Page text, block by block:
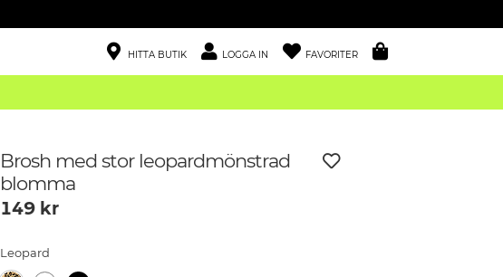
HITTA BUTIK LOGGA IN FAVORITER
Brosh med stor leopardmönstrad
blomma
149kr
Leopard